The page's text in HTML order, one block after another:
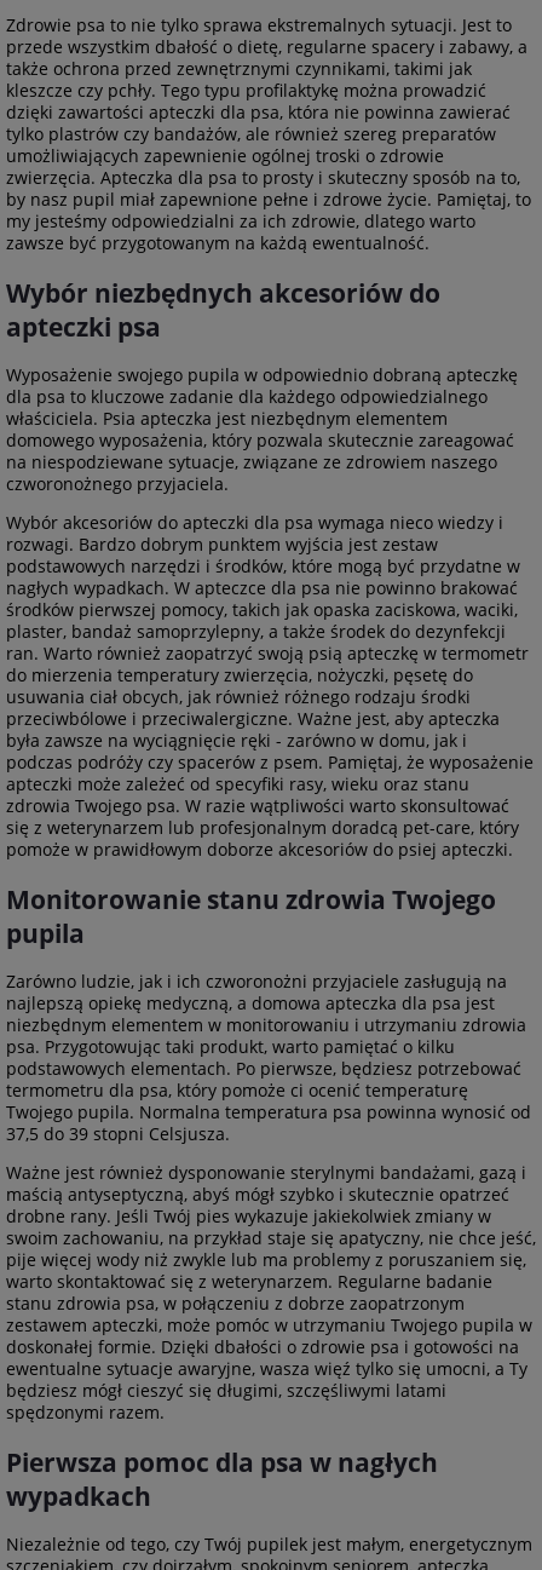
Zdrowie psa to nie tylko sprawa ekstremalnych sytuacji. Jest to
przede wszystkim dbałość o dietę, regularne spacery i zabawy, a
także ochrona przed zewnętrznymi czynnikami, takimi jak
kleszcze czy pchły. Tego typu profilaktykę można prowadzić
dzięki zawartości apteczki dla psa, która nie powinna zawierać
tylko plastrów czy bandażów, ale również szereg preparatów
umożliwiających zapewnienie ogólnej troski o zdrowie
zwierzęcia. Apteczka dla psa to prosty i skuteczny sposób na to,
by nasz pupil miał zapewnione pełne i zdrowe życie. Pamiętaj, to
my jesteśmy odpowiedzialni za ich zdrowie, dlatego warto
zawsze być przygotowanym na każdą ewentualność.
Wybór niezbędnych akcesoriów do
apteczki psa
Wyposażenie swojego pupila w odpowiednio dobraną apteczkę
dla psa to kluczowe zadanie dla każdego odpowiedzialnego
właściciela. Psia apteczka jest niezbędnym elementem
domowego wyposażenia, który pozwala skutecznie zareagować
na niespodziewane sytuacje, związane ze zdrowiem naszego
czworonożnego przyjaciela.
Wybór akcesoriów do apteczki dla psa wymaga nieco wiedzy i
rozwagi. Bardzo dobrym punktem wyjścia jest zestaw
podstawowych narzędzi i środków, które mogą być przydatne w
nagłych wypadkach. W apteczce dla psa nie powinno brakować
środków pierwszej pomocy, takich jak opaska zaciskowa, waciki,
plaster, bandaż samoprzylepny, a także środek do dezynfekcji
ran. Warto również zaopatrzyć swoją psią apteczkę w termometr
do mierzenia temperatury zwierzęcia, nożyczki, pęsetę do
usuwania ciał obcych, jak również różnego rodzaju środki
przeciwbólowe i przeciwalergiczne. Ważne jest, aby apteczka
była zawsze na wyciągnięcie ręki - zarówno w domu, jak i
podczas podróży czy spacerów z psem. Pamiętaj, że wyposażenie
apteczki może zależeć od specyfiki rasy, wieku oraz stanu
zdrowia Twojego psa. W razie wątpliwości warto skonsultować
się z weterynarzem lub profesjonalnym doradcą pet-care, który
pomoże w prawidłowym doborze akcesoriów do psiej apteczki.
Monitorowanie stanu zdrowia Twojego
pupila
Zarówno ludzie, jak i ich czworonożni przyjaciele zasługują na
najlepszą opiekę medyczną, a domowa apteczka dla psa jest
niezbędnym elementem w monitorowaniu i utrzymaniu zdrowia
psa. Przygotowując taki produkt, warto pamiętać o kilku
podstawowych elementach. Po pierwsze, będziesz potrzebować
termometru dla psa, który pomoże ci ocenić temperaturę
Twojego pupila. Normalna temperatura psa powinna wynosić od
37,5 do 39 stopni Celsjusza.
Ważne jest również dysponowanie sterylnymi bandażami, gazą i
maścią antyseptyczną, abyś mógł szybko i skutecznie opatrzeć
drobne rany. Jeśli Twój pies wykazuje jakiekolwiek zmiany w
swoim zachowaniu, na przykład staje się apatyczny, nie chce jeść,
pije więcej wody niż zwykle lub ma problemy z poruszaniem się,
warto skontaktować się z weterynarzem. Regularne badanie
stanu zdrowia psa, w połączeniu z dobrze zaopatrzonym
zestawem apteczki, może pomóc w utrzymaniu Twojego pupila w
doskonałej formie. Dzięki dbałości o zdrowie psa i gotowości na
ewentualne sytuacje awaryjne, wasza więź tylko się umocni, a Ty
będziesz mógł cieszyć się długimi, szczęśliwymi latami
spędzonymi razem.
Pierwsza pomoc dla psa w nagłych
wypadkach
Niezależnie od tego, czy Twój pupilek jest małym, energetycznym